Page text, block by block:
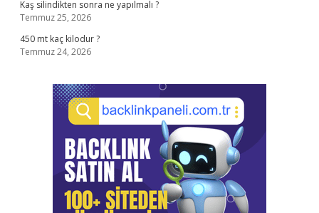
Kaş silindikten sonra ne yapılmalı ?
Temmuz 25, 2026
450 mt kaç kilodur ?
Temmuz 24, 2026